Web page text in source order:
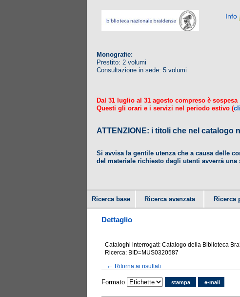
Info
Monografie:
Prestito: 2 volumi
Consultazione in sede: 5 volumi
Dal 31 luglio al 31 agosto compreso è
Questi gli orari e i servizi nel periodo estivo (
ATTENZIONE: i titoli che nel catalogo
Si avvisa la gentile utenza che a causa delle
del materiale richiesto dagli utenti avverrà
Ricerca base Ricerca avanzata Ricerca
Dettaglio
Cataloghi interrogati: Catalogo della Biblioteca
Ricerca: BID=MUS0320587
← Ritorna ai risultati
Formato stampa e-mail